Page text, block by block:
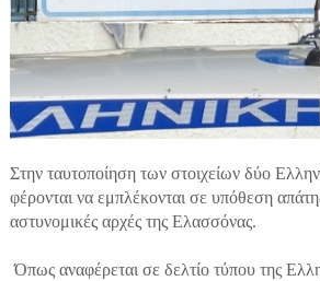
Στην ταυτοποίηση των στοιχείων δύο
φέρονται να εμπλέκονται σε υπόθεση
αστυνομικές αρχές της Ελασσόνας.
Όπως αναφέρεται σε δελτίο τύπου της